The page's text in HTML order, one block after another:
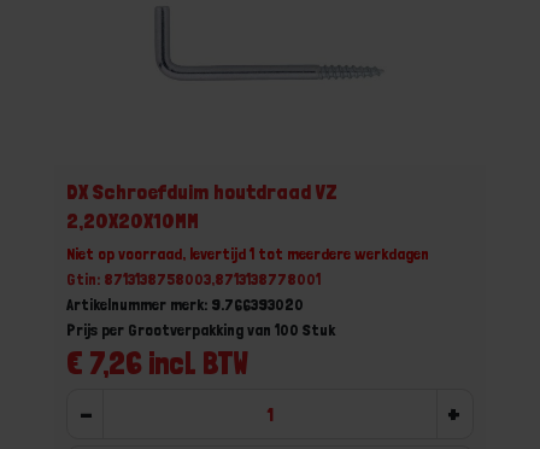
DX Schroefduim houtdraad VZ
2,20X20X10MM
Niet op voorraad, levertijd 1 tot meerdere werkdagen
Gtin: 8713138758003,8713138778001
Artikelnummer merk: 9.766393020
€ 7,26 incl. BTW
Prijs per Grootverpakking van 100 Stuk
- +